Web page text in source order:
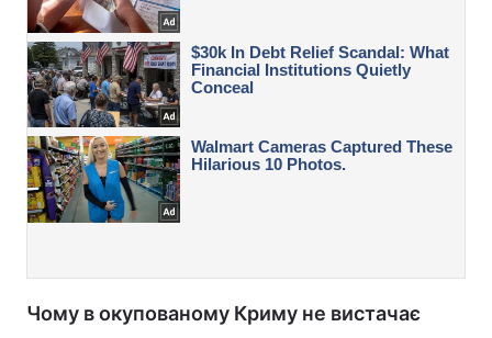
Чому в окупованому Криму не вистачає